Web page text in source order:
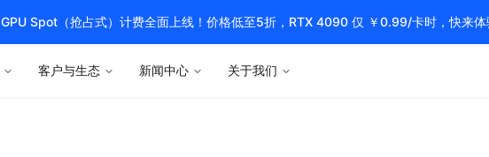
GPU Spot（抢占式）计费全面上线！价格低至5折，RTX 4090 仅 ￥0.99/卡时，快来体
客户与生态 新闻中心 关于我们